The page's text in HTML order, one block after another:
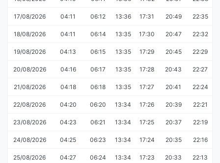
17/08/2026 04:11 06:12 13:36 17:31 20:49 22:35
18/08/2026 04:11 06:14 13:35 17:30 20:47 22:32
19/08/2026 04:13 06:15 13:35 17:29 20:45 22:29
20/08/2026 04:16 06:17 13:35 17:28 20:43 22:27
21/08/2026 04:18 06:18 13:35 17:27 20:41 22:24
22/08/2026 04:20 06:20 13:34 17:26 20:39 22:21
23/08/2026 04:23 06:21 13:34 17:25 20:37 22:19
24/08/2026 04:25 06:23 13:34 17:24 20:35 22:16
25/08/2026 04:27 06:24 13:34 17:23 20:33 22:13